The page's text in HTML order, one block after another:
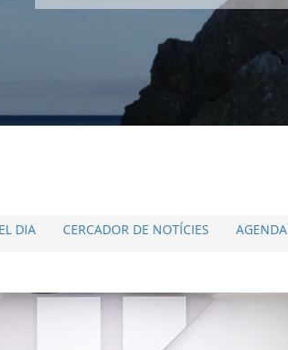
DIA CERCADOR DE NOTÍCIES AGENDA